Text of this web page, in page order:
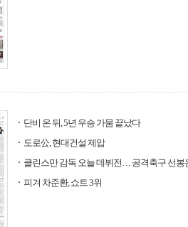
단비 온 뒤, 5년 우승 가뭄 끝났다
도로公, 현대건설 제압
클린스만 감독 오늘 데뷔전… 공격축구 선봉
피겨 차준환, 쇼트 3위